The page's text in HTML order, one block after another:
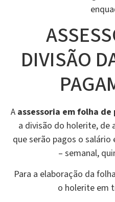
DIVISÃO
A assessoria em folha
a divisão do holerite, de
que serão pagos o
– semanal,
Para a elaboração da
o holerite em